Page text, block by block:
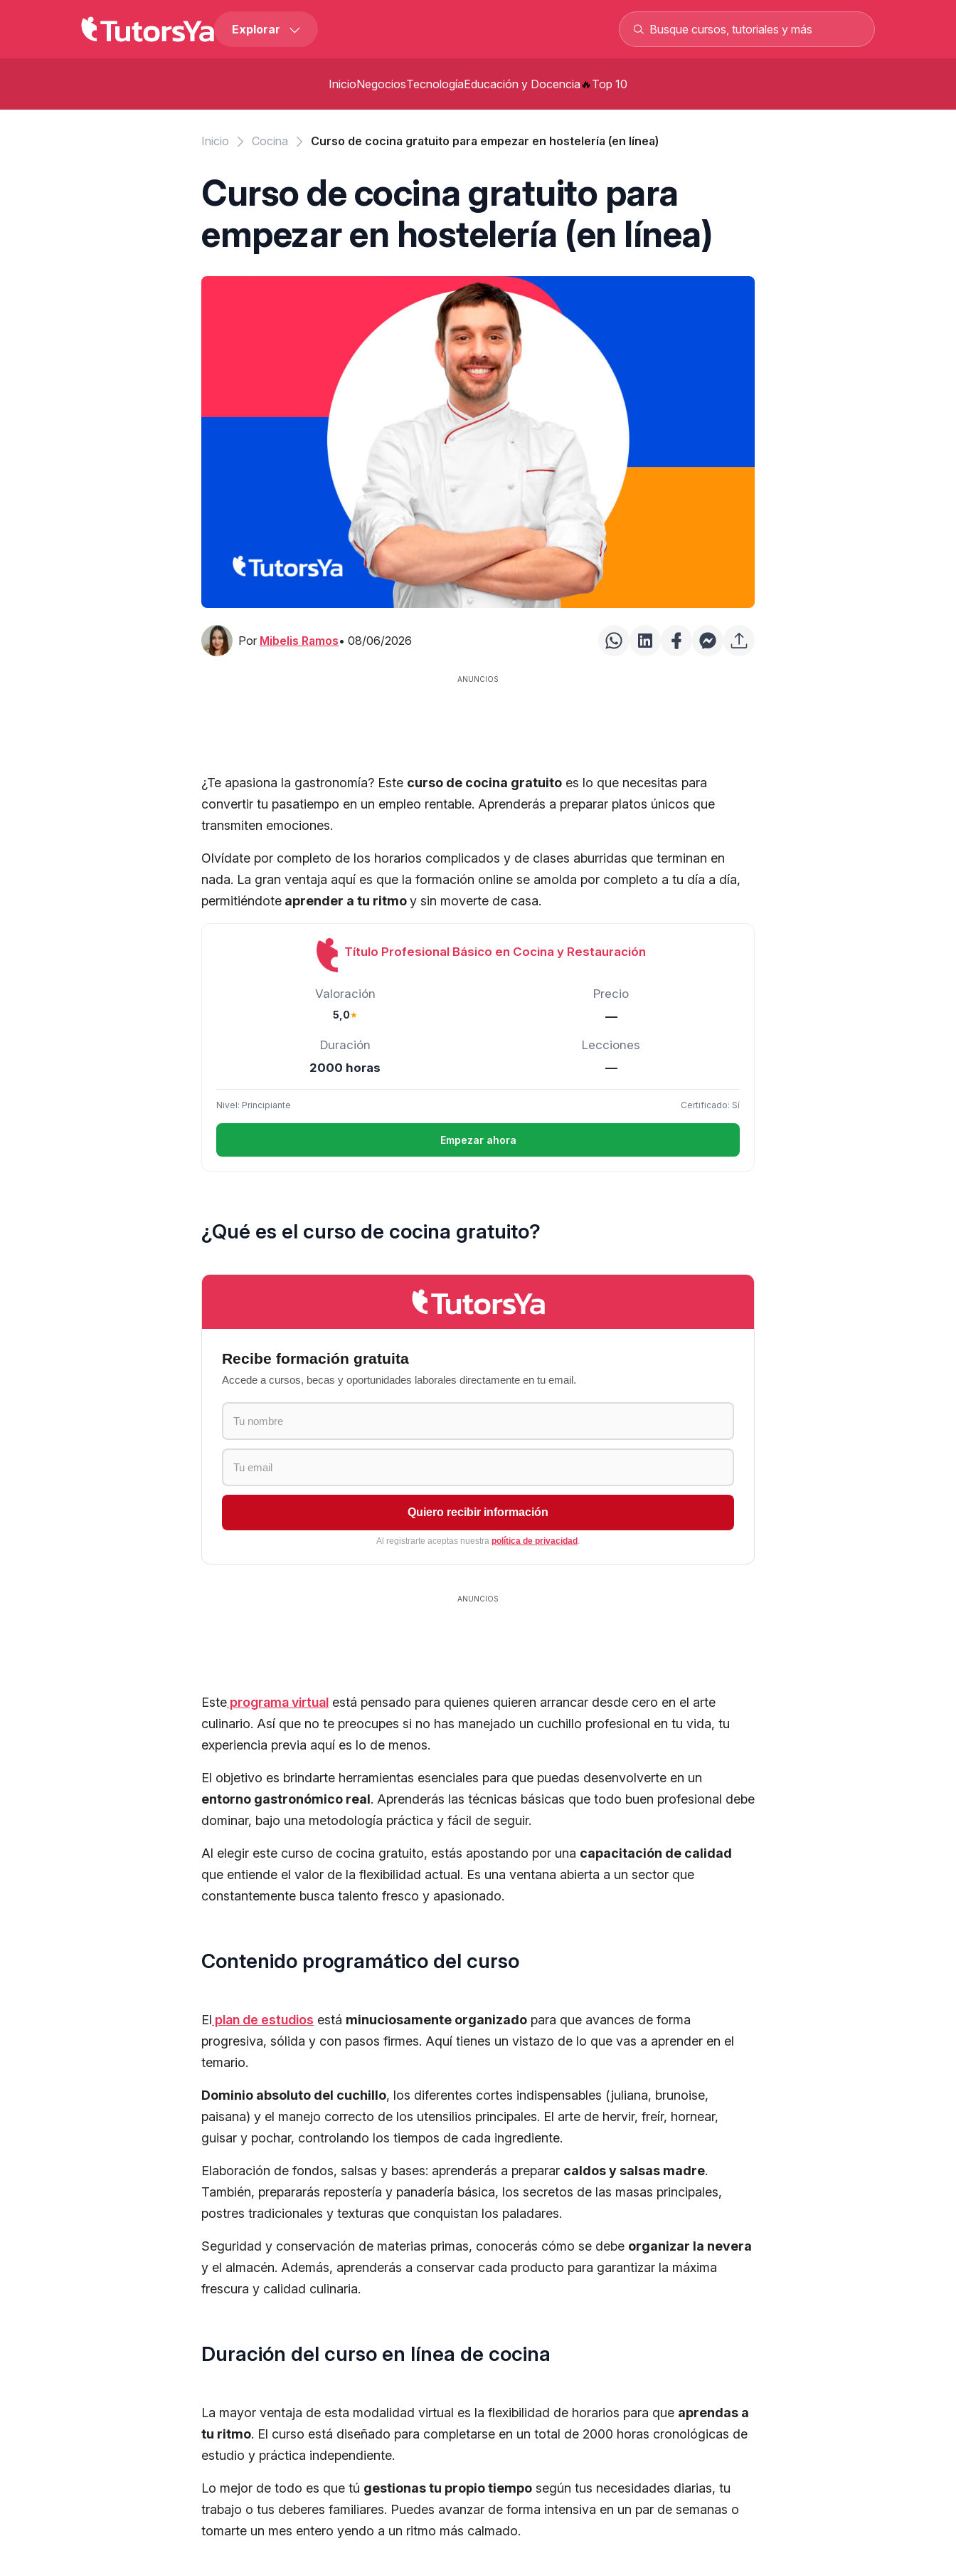
Explorar
Curso de carretillero gratis: curso
Curso gratis para sacar el permiso C y
profesional 100% online
Curso gratis de mecánica automotriz con
salarios de hasta 2.500 €
InicioNegociosTecnologíaEducación y Docencia Top 10
Inicio Cocina Curso de cocina gratuito para empezar en hostelería (en línea)
Curso de cocina gratuito para
empezar en hostelería (en línea)
Por Mibelis Ramos• 08/06/2026
ANUNCIOS
¿Te apasiona la gastronomía? Este curso de cocina gratuito es lo que necesitas para
convertir tu pasatiempo en un empleo rentable. Aprenderás a preparar platos únicos que
transmiten emociones.
Olvídate por completo de los horarios complicados y de clases aburridas que terminan en
nada. La gran ventaja aquí es que la formación online se amolda por completo a tu día a día,
permitiéndote aprender a tu ritmoy sin moverte de casa.
Título Profesional Básico en Cocina y Restauración
Valoración
5,0★
Precio
—
Duración
2000 horas
Lecciones
—
Nivel: Principiante Certificado: Sí
Empezar ahora
¿Qué es el curso de cocina gratuito?
Recibe formación gratuita
Accede a cursos, becas y oportunidades laborales directamente en tu email.
Quiero recibir información
Al registrarte aceptas nuestra política de privacidad .
ANUNCIOS
Este programa virtual está pensado para quienes quieren arrancar desde cero en el arte
culinario. Así que no te preocupes si no has manejado un cuchillo profesional en tu vida, tu
experiencia previa aquí es lo de menos.
El objetivo es brindarte herramientas esenciales para que puedas desenvolverte en un
entorno gastronómico real. Aprenderás las técnicas básicas que todo buen profesional debe
dominar, bajo una metodología práctica y fácil de seguir.
Al elegir este curso de cocina gratuito, estás apostando por una capacitación de calidad
que entiende el valor de la flexibilidad actual. Es una ventana abierta a un sector que
constantemente busca talento fresco y apasionado.
Contenido programático del curso
El plan de estudios está minuciosamente organizado para que avances de forma
progresiva, sólida y con pasos firmes. Aquí tienes un vistazo de lo que vas a aprender en el
temario.
Dominio absoluto del cuchillo, los diferentes cortes indispensables (juliana, brunoise,
paisana) y el manejo correcto de los utensilios principales. El arte de hervir, freír, hornear,
guisar y pochar, controlando los tiempos de cada ingrediente.
Elaboración de fondos, salsas y bases: aprenderás a preparar caldos y salsas madre.
También, prepararás repostería y panadería básica, los secretos de las masas principales,
postres tradicionales y texturas que conquistan los paladares.
Seguridad y conservación de materias primas, conocerás cómo se debe organizar la nevera
y el almacén. Además, aprenderás a conservar cada producto para garantizar la máxima
frescura y calidad culinaria.
Duración del curso en línea de cocina
La mayor ventaja de esta modalidad virtual es la flexibilidad de horarios para que aprendas a
tu ritmo. El curso está diseñado para completarse en un total de 2000 horas cronológicas de
estudio y práctica independiente.
Lo mejor de todo es que tú gestionas tu propio tiempo según tus necesidades diarias, tu
trabajo o tus deberes familiares. Puedes avanzar de forma intensiva en un par de semanas o
tomarte un mes entero yendo a un ritmo más calmado.